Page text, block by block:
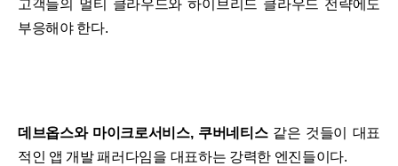
고객들의 멀티 클라우드와 하이브리드 클라우드 전략에도
부응해야 한다.
데브옵스와 마이크로서비스, 쿠버네티스같은 것들이 대표
적인 앱 개발 패러다임을 대표하는 강력한 엔진들이다.